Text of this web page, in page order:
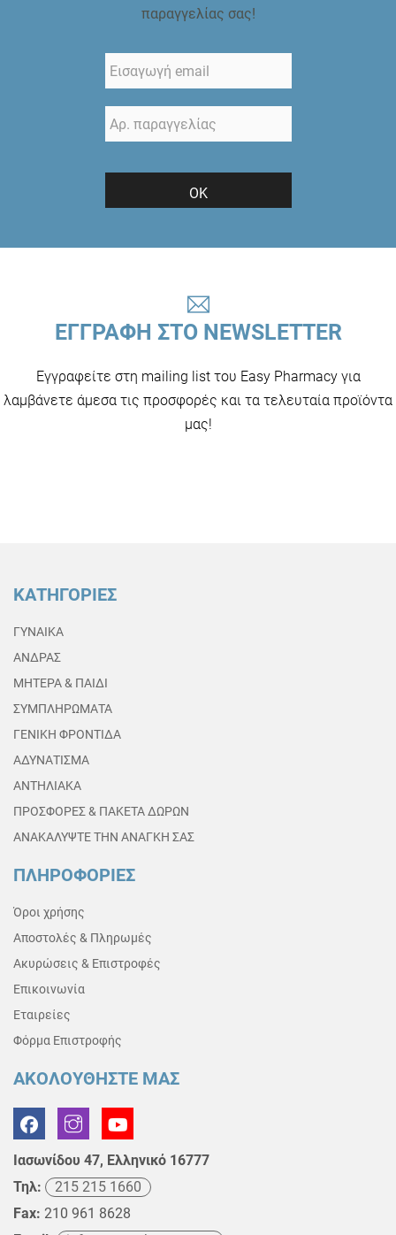
παραγγελίας σας!
ΟΚ
ΕΓΓΡΑΦΗ ΣΤΟ NEWSLETTER
Εγγραφείτε στη mailing list του Easy Pharmacy για
λαμβάνετε άμεσα τις προσφορές και τα τελευταία προϊόντα
μας!
ΚΑΤΗΓΟΡΙΕΣ
ΓΥΝΑΙΚΑ
ΑΝΔΡΑΣ
ΜΗΤΕΡΑ & ΠΑΙΔΙ
ΣΥΜΠΛΗΡΩΜΑΤΑ
ΓΕΝΙΚΗ ΦΡΟΝΤΙΔΑ
ΑΔΥΝΑΤΙΣΜΑ
ΑΝΤΗΛΙΑΚΑ
ΠΡΟΣΦΟΡΕΣ & ΠΑΚΕΤΑ ΔΩΡΩΝ
ΑΝΑΚΑΛΥΨΤΕ ΤΗΝ ΑΝΑΓΚΗ ΣΑΣ
ΠΛΗΡΟΦΟΡΙΕΣ
Όροι χρήσης
Αποστολές & Πληρωμές
Ακυρώσεις & Επιστροφές
Επικοινωνία
Εταιρείες
Φόρμα Επιστροφής
ΑΚΟΛΟΥΘΗΣΤΕ ΜΑΣ
Ιασωνίδου 47, Ελληνικό 16777
Τηλ:
215 215 1660
Fax: 210 961 8628